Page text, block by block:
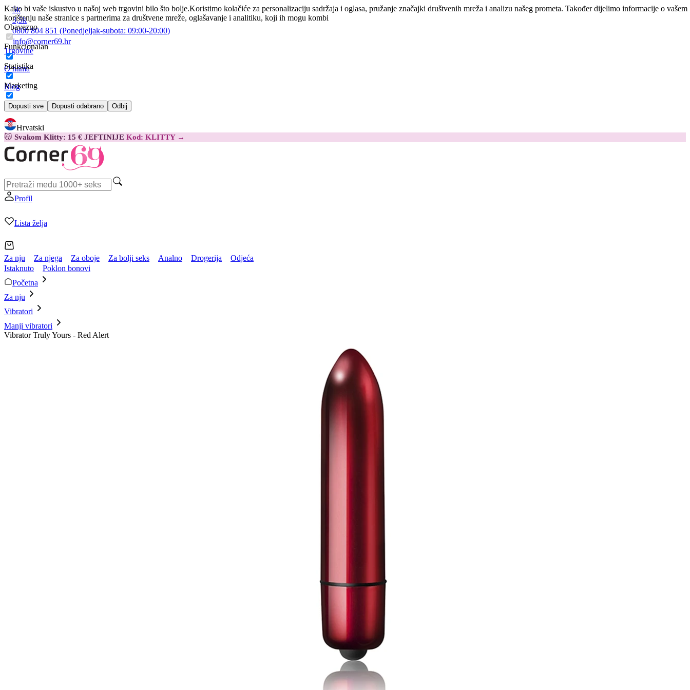
Kako bi vaše iskustvo u našoj web trgovini bilo što bolje.Koristimo kolačiće za personalizaciju sadržaja i oglasa, pružanje značajki društvenih mreža i analizu našeg prometa. Također dijelimo informacije o vašem
korištenju naše stranice s partnerima za društvene mreže, oglašavanje i analitiku, koji ih mogu kombi
Obavezno
Funkcionalan
Statistika
Marketing
Dopusti sve Dopusti odabrano Odbij
5k
3,5k
0800 804 851 (Ponedjeljak-subota: 09:00-20:00)
info@corner69.hr
Trgovine
O nama
Blog
Kontakt
Hrvatski
😽 Svakom Klitty: 15 € JEFTINIJE Kod: KLITTY →
Profil
Lista želja
Za nju Za njega Za oboje Za bolji seks Analno Drogerija
Odjeća
Istaknuto
Poklon bonovi
Početna
Za nju
Vibratori
Manji vibratori
Vibrator Truly Yours - Red Alert